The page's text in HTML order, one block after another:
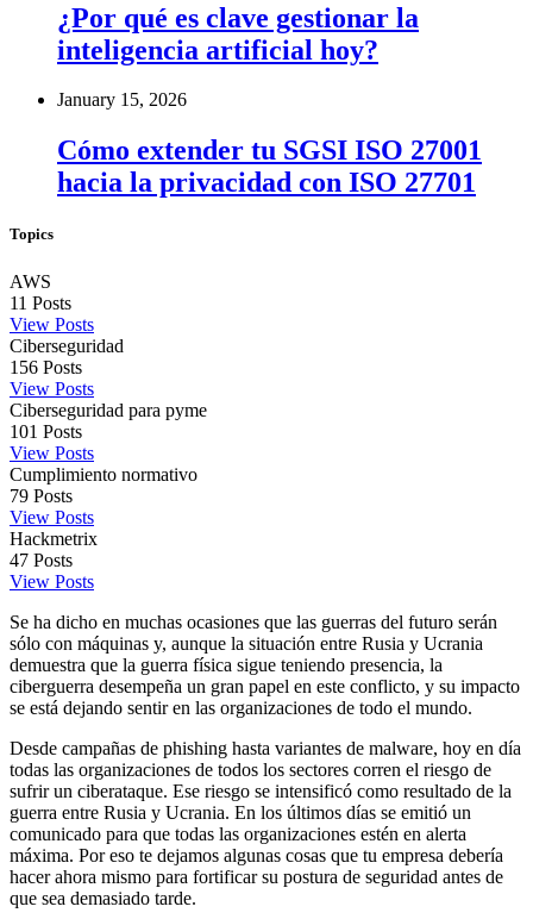
¿Por qué es clave gestionar la
inteligencia artificial hoy?
January 15, 2026
Cómo extender tu SGSI ISO 27001
hacia la privacidad con ISO 27701
Topics
AWS
11 Posts
View Posts
Ciberseguridad
156 Posts
View Posts
Ciberseguridad para pyme
101 Posts
View Posts
Cumplimiento normativo
79 Posts
View Posts
Hackmetrix
47 Posts
View Posts
Se ha dicho en muchas ocasiones que las guerras del futuro serán
sólo con máquinas y, aunque la situación entre Rusia y Ucrania
demuestra que la guerra física sigue teniendo presencia, la
ciberguerra desempeña un gran papel en este conflicto, y su impacto
se está dejando sentir en las organizaciones de todo el mundo.
Desde campañas de phishing hasta variantes de malware, hoy en día
todas las organizaciones de todos los sectores corren el riesgo de
sufrir un ciberataque. Ese riesgo se intensificó como resultado de la
guerra entre Rusia y Ucrania. En los últimos días se emitió un
comunicado para que todas las organizaciones estén en alerta
máxima. Por eso te dejamos algunas cosas que tu empresa debería
hacer ahora mismo para fortificar su postura de seguridad antes de
que sea demasiado tarde.